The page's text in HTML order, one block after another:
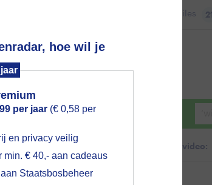
hoe wil je
per jaar (€ 0,58 per
en privacy veilig
min. € 40,- aan cadeaus
Staatsbosbeheer
Files 21
Weerzine
Zoeken in foto & video:
gebruiken voor
het weer?